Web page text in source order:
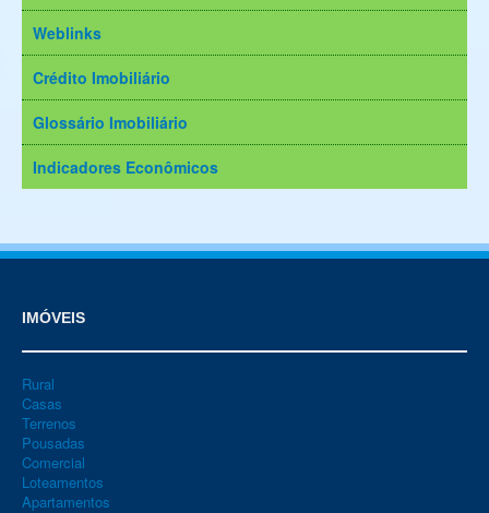
Weblinks
Crédito Imobiliário
Glossário Imobiliário
Indicadores Econômicos
IMÓVEIS
Rural
Casas
Terrenos
Pousadas
Comercial
Loteamentos
Apartamentos